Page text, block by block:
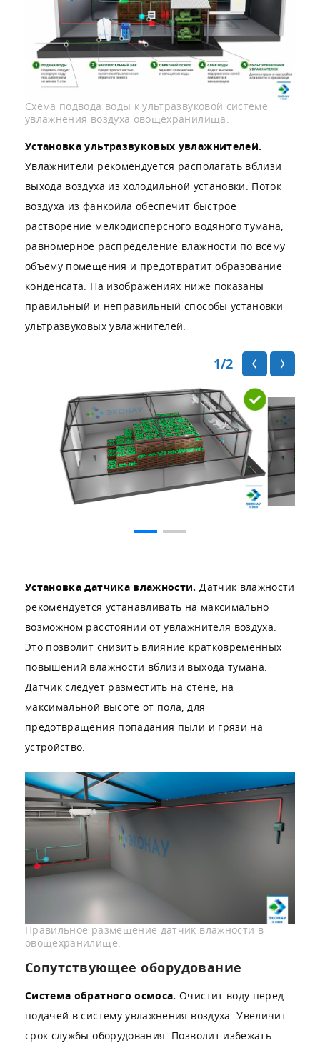
Схема подвода воды к ультразвуковой системе
увлажнения воздуха овощехранилища.
Установка ультразвуковых увлажнителей.
Увлажнители рекомендуется располагать вблизи
выхода воздуха из холодильной установки. Поток
воздуха из фанкойла обеспечит быстрое
растворение мелкодисперсного водяного тумана,
равномерное распределение влажности по всему
объему помещения и предотвратит образование
конденсата. На изображениях ниже показаны
правильный и неправильный способы установки
ультразвуковых увлажнителей.
1/2
Установка датчика влажности. Датчик влажности
рекомендуется устанавливать на максимально
возможном расстоянии от увлажнителя воздуха.
Это позволит снизить влияние кратковременных
повышений влажности вблизи выхода тумана.
Датчик следует разместить на стене, на
максимальной высоте от пола, для
предотвращения попадания пыли и грязи на
устройство.
Правильное размещение датчик влажности в
овощехранилище.
Сопутствующее оборудование
Система обратного осмоса. Очистит воду перед
подачей в систему увлажнения воздуха. Увеличит
срок службы оборудования. Позволит избежать